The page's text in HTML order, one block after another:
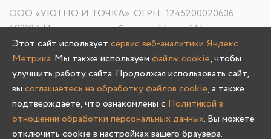
ООО «УЮТНО И ТОЧКА», ОГРН: 1245200020636
603107, Нижегородская область, г. Нижний Новгород, пр-
кт Гагарина, д. 178/1
Олмеко © 2004 -2026
Этот сайт использует сервис веб-аналитики Яндекс
Метрика. Мы также используем файлы cookie, чтобы
улучшить работу сайта. Продолжая использовать сайт,
вы соглашаетесь на обработку файлов cookie, а также
подтверждаете, что ознакомлены с Политикой в
отношении обработки персональных данных. Вы можете
отключить cookie в настройках вашего браузера.